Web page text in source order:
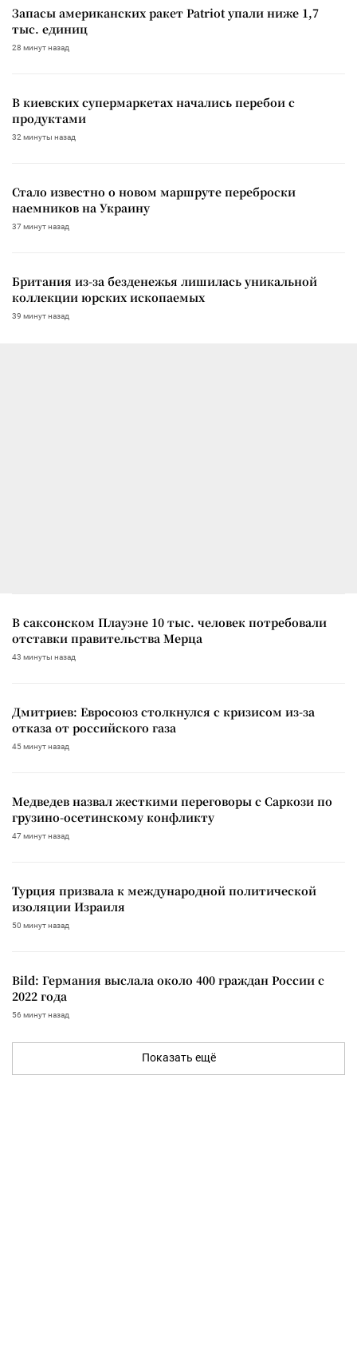
Запасы американских ракет Patriot упали ниже 1,7
тыс. единиц
28 минут назад
В киевских супермаркетах начались перебои с
продуктами
32 минуты назад
Стало известно о новом маршруте переброски
наемников на Украину
37 минут назад
Британия из-за безденежья лишилась уникальной
коллекции юрских ископаемых
39 минут назад
В саксонском Плауэне 10 тыс. человек потребовали
отставки правительства Мерца
43 минуты назад
Дмитриев: Евросоюз столкнулся с кризисом из-за
отказа от российского газа
45 минут назад
Медведев назвал жесткими переговоры с Саркози по
грузино-осетинскому конфликту
47 минут назад
Турция призвала к международной политической
изоляции Израиля
50 минут назад
Bild: Германия выслала около 400 граждан России с
2022 года
56 минут назад
Показать ещё